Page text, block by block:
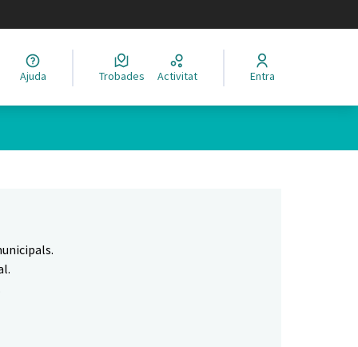
el idioma
Ajuda Trobades Activitat Entra